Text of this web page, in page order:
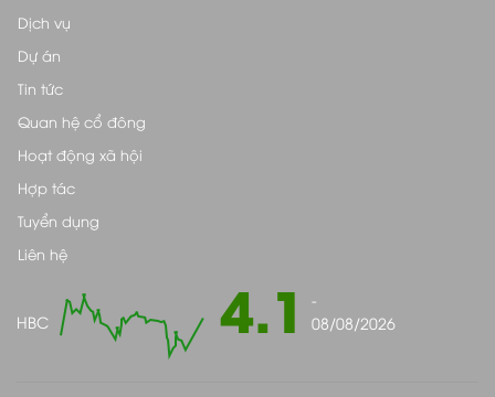
Dịch vụ
Dự án
Tin tức
Quan hệ cổ đông
Hoạt động xã hội
Hợp tác
Tuyển dụng
Liên hệ
HBC 4.1
-
08/08/2026